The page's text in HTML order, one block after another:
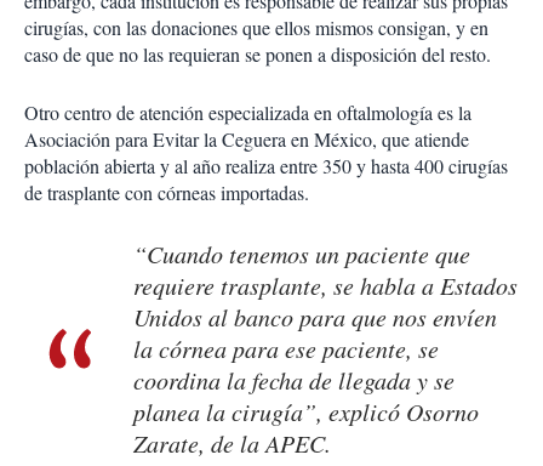
cirugías, con las donaciones que ellos mismos consigan, y en
caso de que no las requieran se ponen a disposición del resto.
Otro centro de atención especializada en oftalmología es la
Asociación para Evitar la Ceguera en México, que atiende
población abierta y al año realiza entre 350 y hasta 400 cirugías
de trasplante con córneas importadas.
“Cuando tenemos un paciente que
requiere trasplante, se habla a Estados
Unidos al banco para que nos envíen
la córnea para ese paciente, se
coordina la fecha de llegada y se
planea la cirugía”, explicó Osorno
Zarate, de la APEC.